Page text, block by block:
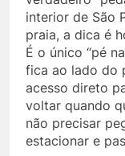
interior de São
praia, a dica é
É o único “pé
fica ao lado do
acesso direto
voltar quando
não precisar
estacionar e